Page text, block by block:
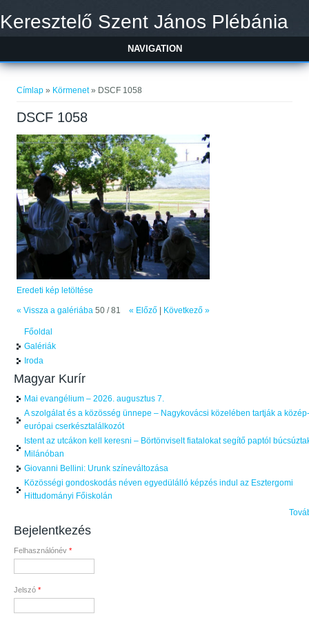
Keresztelő Szent János Plébánia
NAVIGATION
Címlap » Körmenet» DSCF 1058
DSCF 1058
Eredeti kép letöltése
« Vissza a galériába 50 / 81 « Előző| Következő »
Főoldal
Galériák
Iroda
Magyar Kurír
Mai evangélium – 2026. augusztus 7.
A szolgálat és a közösség ünnepe – Nagykovácsi közelében tartják a közép-
európai cserkésztalálkozót
Istent az utcákon kell keresni – Börtönviselt fiatalokat segítő paptól
Milánóban
Giovanni Bellini: Urunk színeváltozása
Közösségi gondoskodás néven egyedülálló képzés indul az Esztergomi
Hittudományi Főiskolán
Bejelentkezés
Felhasználónév *
Jelszó *